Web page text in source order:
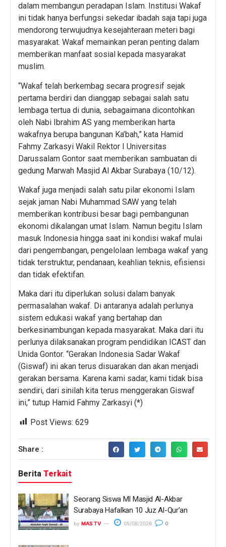
dalam membangun peradapan Islam. Institusi Wakaf
ini tidak hanya berfungsi sekedar ibadah saja tapi juga
mendorong terwujudnya kesejahteraan meteri bagi
masyarakat. Wakaf memainkan peran penting dalam
memberikan manfaat sosial kepada masyarakat
muslim.
“Wakaf telah berkembag secara progresif sejak
pertama berdiri dan dianggap sebagai salah satu
lembaga tertua di dunia, sebagaimana dicontohkan
oleh Nabi Ibrahim AS yang memberikan harta
wakafnya berupa bangunan Ka’bah,” kata Hamid
Fahmy Zarkasyi Wakil Rektor I Universitas
Darussalam Gontor saat memberikan sambuatan di
gedung Marwah Masjid Al Akbar Surabaya (10/12).
Wakaf juga menjadi salah satu pilar ekonomi Islam
sejak jaman Nabi Muhammad SAW yang telah
memberikan kontribusi besar bagi pembangunan
ekonomi dikalangan umat Islam. Namun begitu Islam
masuk Indonesia hingga saat ini kondisi wakaf mulai
dari pengembangan, pengelolaan lembaga wakaf yang
tidak terstruktur, pendanaan, keahlian teknis, efisiensi
dan tidak efektifan.
Maka dari itu diperlukan solusi dalam banyak
permasalahan wakaf. Di antaranya adalah perlunya
sistem edukasi wakaf yang bertahap dan
berkesinambungan kepada masyarakat. Maka dari itu
perlunya dilaksanakan program pendidikan ICAST dan
Unida Gontor. “Gerakan Indonesia Sadar Wakaf
(Giswaf) ini akan terus disuarakan dan akan menjadi
gerakan bersama. Karena kami sadar, kami tidak bisa
sendiri, dari sinilah kita terus menggerakan Giswaf
ini,” tutup Hamid Fahmy Zarkasyi (*)
Post Views: 629
Share :
Berita Terkait
Seorang Siswa MI Masjid Al-Akbar
Surabaya Hafalkan 10 Juz Al-Qur’an
by MAS TV 05/08/2026 0